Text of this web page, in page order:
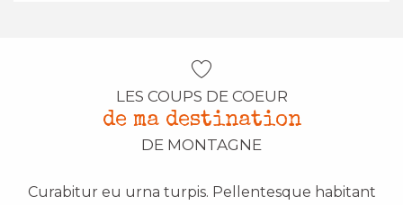
LES COUPS DE COEUR
de ma destination
DE MONTAGNE
Curabitur eu urna turpis. Pellentesque habitant